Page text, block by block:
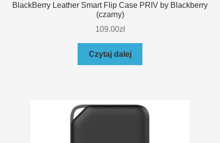
BlackBerry Leather Smart Flip Case PRIV by Blackberry
(czarny)
109.00zł
Czytaj dalej